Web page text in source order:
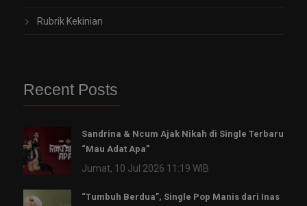
Rubrik Kekinian
Recent Posts
Sandrina & Ncum Ajak Nikah di Single Terbaru
“Mau Adat Apa”
Jumat, 10 Jul 2026 11:19 WIB
“Tumbuh Berdua”, Single Pop Manis dari Inas